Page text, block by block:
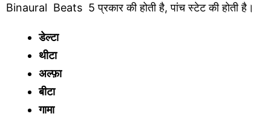
Binaural Beats 5 प्रकार की होती है, पांच स्टेट की होती है।
डेल्टा
थीटा
अल्फ़ा
बीटा
गामा